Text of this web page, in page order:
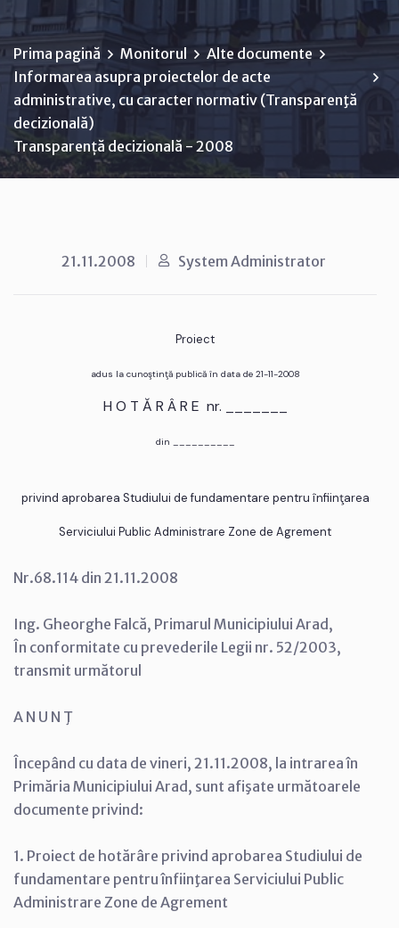
Prima pagină Monitorul
Alte documente
Informarea asupra proiectelor de acte
administrative, cu caracter normativ (Transparenţă
decizională)
Transparență decizională - 2008
21.11.2008 System Administrator
Proiect
adus la cunoştinţă publică în data de 21-11-2008
H O T Ă R Â R E nr. _______
din __________
privind aprobarea Studiului de fundamentare pentru înfiinţarea
Serviciului Public Administrare Zone de Agrement
Nr.68.114 din 21.11.2008
Ing. Gheorghe Falcă, Primarul Municipiului Arad,
În conformitate cu prevederile Legii nr. 52/2003,
transmit următorul
A N U N Ţ
Începând cu data de vineri, 21.11.2008, la intrarea în
Primăria Municipiului Arad, sunt afişate următoarele
documente privind:
1. Proiect de hotărâre privind aprobarea Studiului de
fundamentare pentru înfiinţarea Serviciului Public
Administrare Zone de Agrement